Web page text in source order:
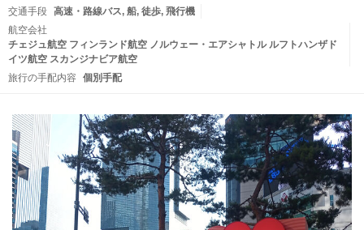
交通手段 高速・路線バス 船 徒歩 飛行機
航空会社
チェジュ航空 フィンランド航空 ノルウェー・エアシャトル ルフトハンザド
イツ航空 スカンジナビア航空
旅行の手配内容
個別手配